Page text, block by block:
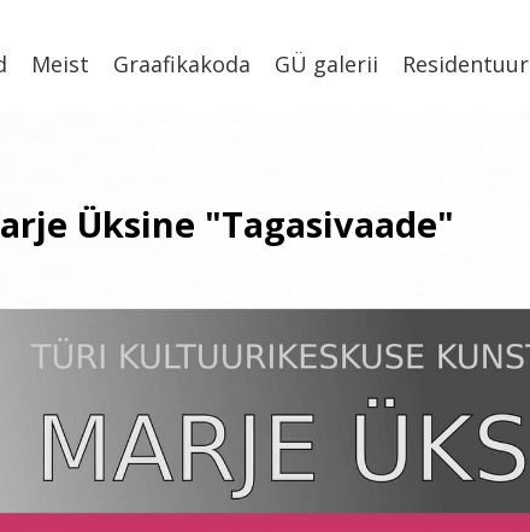
Meist Graafikakoda GÜ galerii Residentuur
Üksine "Tagasivaade"